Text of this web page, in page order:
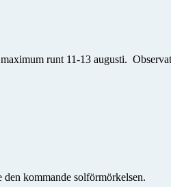
runt 11-13 augusti.
kommande solförmörkelsen.